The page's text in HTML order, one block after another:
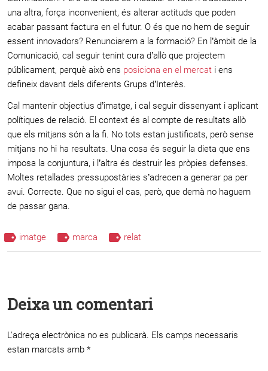
una altra, força inconvenient, és alterar actituds que poden
acabar passant factura en el futur. O és que no hem de seguir
essent innovadors? Renunciarem a la formació? En l’àmbit de la
Comunicació, cal seguir tenint cura d’allò que projectem
públicament, perquè això ens posiciona en el mercat i ens
defineix davant dels diferents Grups d’Interès.
Cal mantenir objectius d’imatge, i cal seguir dissenyant i aplicant
polítiques de relació. El context és al compte de resultats allò
que els mitjans són a la fi. No tots estan justificats, però sense
mitjans no hi ha resultats. Una cosa és seguir la dieta que ens
imposa la conjuntura, i l’altra és destruir les pròpies defenses.
Moltes retallades pressupostàries s’adrecen a generar pa per
avui. Correcte. Que no sigui el cas, però, que demà no haguem
de passar gana.
imatge marca relat
Deixa un comentari
L'adreça electrònica no es publicarà. Els camps necessaris
estan marcats amb *